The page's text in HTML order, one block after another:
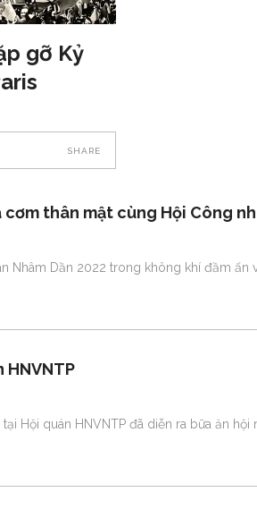
gỡ Kỷ
SHARE
cơm thân mật cùng Hội Công
Nhâm Dần 2022 trong không khí đầm ấn
HNVNTP
Hội quán HNVNTP đã diễn ra bữa ăn